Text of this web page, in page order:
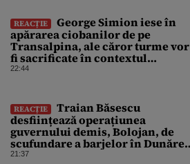
REACȚIE
George Simion iese în
apărarea ciobanilor de pe
Transalpina, ale căror turme vor
fi sacrificate în contextul
focarului de variolă ovină
22:44
REACȚIE
Traian Băsescu
desființează operațiunea
guvernului demis, Bolojan, de
scufundare a barjelor în Dunăre:
„Este o improvizație”
21:37